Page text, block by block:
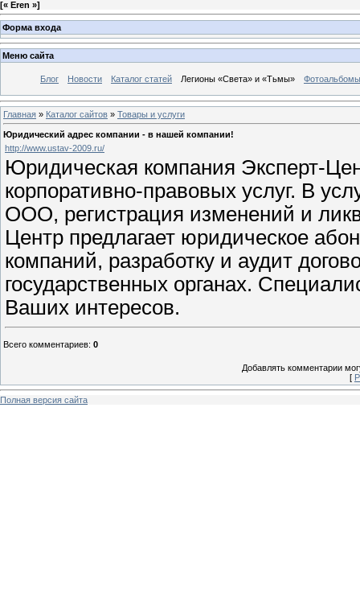
[« Eren »]
Форма входа
Меню сайта
Блог Новости Каталог статей Легионы «Света» и «Тьмы» Фотоальбомы
Главная » Каталог сайтов » Товары и услуги
Юридический адрес компании - в нашей компании!
http://www.ustav-2009.ru/
Юридическая компания Эксперт-
корпоративно-правовых услуг. В
ООО, регистрация изменений и
Центр предлагает юридическое
компаний, разработку и аудит
государственных органах.
Ваших интересов.
Всего комментариев: 0
Добавлять комментарии
[
Полная версия сайта